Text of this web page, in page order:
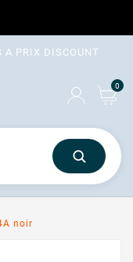
A PRIX DISCOUNT
0
noir